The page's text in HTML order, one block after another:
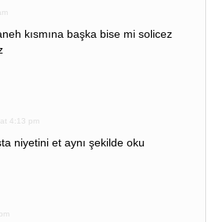
kısmına başka bise mi solicez
4:13 pm
niyetini et aynı şekilde oku